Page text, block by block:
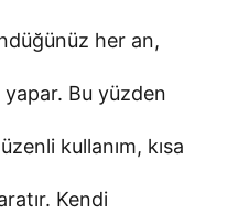
her an,
Bu yüzden
kullanım, kısa
Kendi